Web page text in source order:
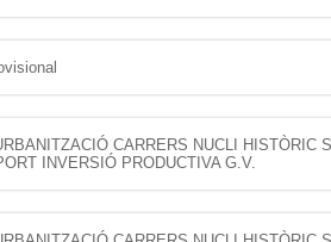
CARRERS NUCLI HISTÒRIC
INVERSIÓ PRODUCTIVA G.V.